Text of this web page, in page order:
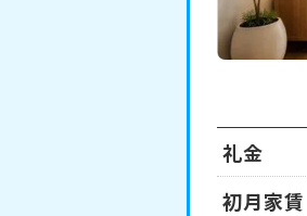
礼金
初月家賃